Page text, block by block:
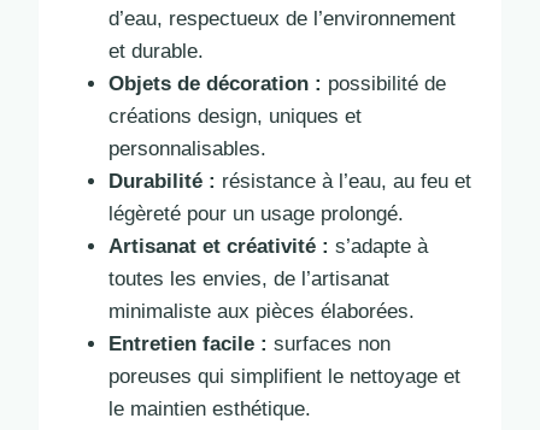
d’eau, respectueux de l’environnement
et durable.
Objets de décoration : possibilité de
créations design, uniques et
personnalisables.
Durabilité : résistance à l’eau, au feu et
légèreté pour un usage prolongé.
Artisanat et créativité : s’adapte à
toutes les envies, de l’artisanat
minimaliste aux pièces élaborées.
Entretien facile : surfaces non
poreuses qui simplifient le nettoyage et
le maintien esthétique.